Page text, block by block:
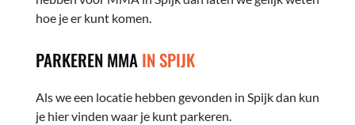
hoe je er kunt komen.
PARKEREN MMAIN SPIJK
Als we een locatie hebben gevonden in Spijk dan kun
je hier vinden waar je kunt parkeren.